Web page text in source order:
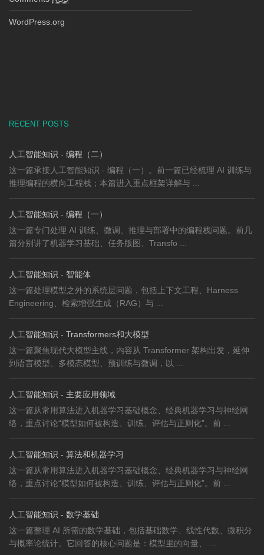
WordPress.org
RECENT POSTS
人工智能知识 - 编程（二）
这一篇承接人工智能知识 - 编程（一）。前一篇已经梳理 AI 训练与
推理编程的横向工程栈；本篇进入重点框架详解与 ...
人工智能知识 - 编程（一）
这一篇专门处理 AI 训练、微调、推理与部署中的编程栈问题。前几
篇分别讲了机器学习基础、任务版图、Transfo ...
人工智能知识 - 智能体
这一篇处理模型之外的系统层问题，包括上下文工程、Harness
Engineering、检索增强生成（RAG）与 ...
人工智能知识 - Transformers和大模型
这一篇聚焦现代大模型主线，内容从 Transformer 架构出发，延伸
到语言模型、多模态模型、预训练与微调，以 ...
人工智能知识 - 主要应用领域
这一篇从常用算法进入机器学习基础概念、经典机器学习与神经网
络，重点讨论“模型如何被构造、训练、评估与正则化”。前 ...
人工智能知识 - 算法和机器学习
这一篇从常用算法进入机器学习基础概念、经典机器学习与神经网
络，重点讨论“模型如何被构造、训练、评估与正则化”。前 ...
人工智能知识 - 数学基础
这一篇整理 AI 所需的数学基础，包括基础数学、线性代数、微积分
与概率论统计。它回答的核心问题是：模型里的向量、 ...